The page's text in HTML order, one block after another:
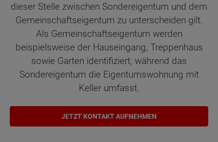
dieser Stelle zwischen Sondereigentum und dem
Gemeinschaftseigentum zu unterscheiden gilt.
Als Gemeinschaftseigentum werden
beispielsweise der Hauseingang, Treppenhaus
sowie Garten identifiziert, während das
Sondereigentum die Eigentumswohnung mit
Keller umfasst.
JETZT KONTAKT AUFNEHMEN